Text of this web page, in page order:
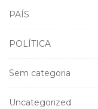
PAÍS
POLÍTICA
Sem categoria
Uncategorized